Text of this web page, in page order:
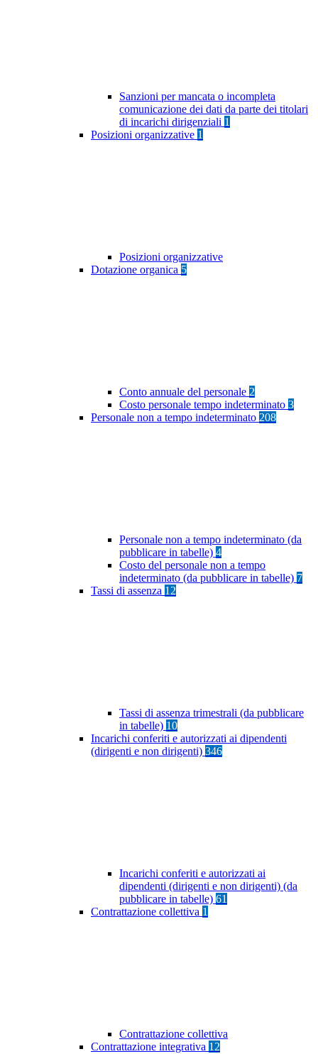
Sanzioni per mancata o incompleta
comunicazione dei dati da parte dei titolari
di incarichi dirigenziali 1
Posizioni organizzative 1
Posizioni organizzative
Dotazione organica 5
Conto annuale del personale 2
Costo personale tempo indeterminato 3
Personale non a tempo indeterminato 208
Personale non a tempo indeterminato (da
pubblicare in tabelle) 4
Costo del personale non a tempo
indeterminato (da pubblicare in tabelle) 7
Tassi di assenza 12
Tassi di assenza trimestrali (da pubblicare
in tabelle) 10
Incarichi conferiti e autorizzati ai dipendenti
(dirigenti e non dirigenti) 346
Incarichi conferiti e autorizzati ai
dipendenti (dirigenti e non dirigenti) (da
pubblicare in tabelle) 61
Contrattazione collettiva 1
Contrattazione collettiva
Contrattazione integrativa 12